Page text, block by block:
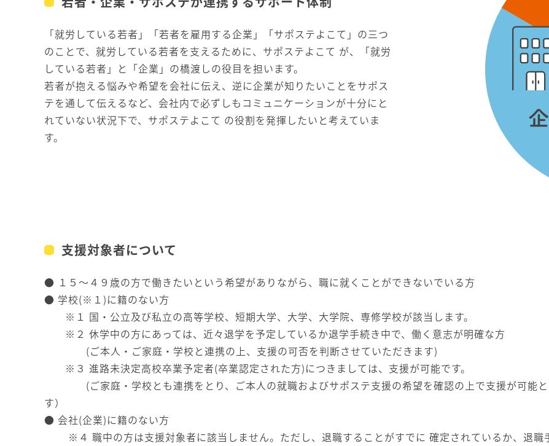
「就労している若者」「若者を雇用する企業」「サポステよこて」の三つ
のことで、就労している若者を支えるために、サポステよこて が、「就労
している若者」と「企業」の橋渡しの役目を担います。
若者が抱える悩みや希望を会社に伝え、逆に企業が知りたいことをサポス
テを通して伝えるなど、会社内で必ずしもコミュニケーションが十分にと
れていない状況下で、サポステよこて の役割を発揮したいと考えていま
す。
支援対象者について
● １５～４９歳の方で働きたいという希望がありながら、職に就くことができないでいる方
● 学校(※１)に籍のない方
※１ 国・公立及び私立の高等学校、短期大学、大学、大学院、専修学校が該当します。
※２ 休学中の方にあっては、近々退学を予定しているか退学手続き中で、働く意志が明確な方
(ご本人・ご家庭・学校と連携の上、支援の可否を判断させていただきます)
※３ 進路未決定高校卒業予定者(卒業認定された方)につきましては、支援が可能です。
(ご家庭・学校とも連携をとり、ご本人の就職およびサポステ支援の希望を確認の上で支援が可能と
す）
● 会社(企業)に籍のない方
※４ 職中の方は支援対象者に該当しません。ただし、退職することがすでに 確定されているか、退職